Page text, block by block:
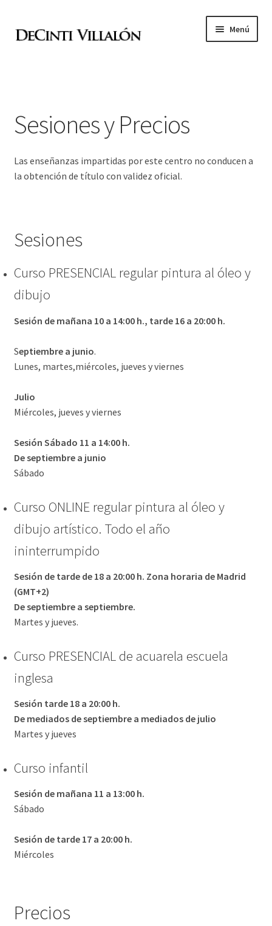
aal
Menú
Sesiones y Precios
Preguntas frecuentes
D
V
Archivo
Sesiones y Precios
Las enseñanzas impartidas por este centro no conducen a
la obtención de título con validez oficial.
Sesiones
Curso PRESENCIAL regular pintura al óleo y
dibujo
Sesión de mañana 10 a 14:00 h., tarde 16 a 20:00 h.
Septiembre a junio.
Lunes, martes,miércoles, jueves y viernes
Julio
Miércoles, jueves y viernes
Sesión Sábado 11 a 14:00 h.
De septiembre a junio
Sábado
Curso ONLINE regular pintura al óleo y
dibujo artístico. Todo el año
ininterrumpido
Sesión de tardede 18 a 20:00 h. Zona horaria de Madrid
(GMT+2)
De septiembre a septiembre.
Martes y jueves.
Curso PRESENCIAL de acuarela escuela
inglesa
Sesión tarde 18 a 20:00 h.
De mediados de septiembre a mediados de julio
Martes y jueves
Curso infantil
Sesión de mañana 11 a 13:00 h.
Sábado
Sesión de tarde 17 a 20:00 h.
Miércoles
Precios